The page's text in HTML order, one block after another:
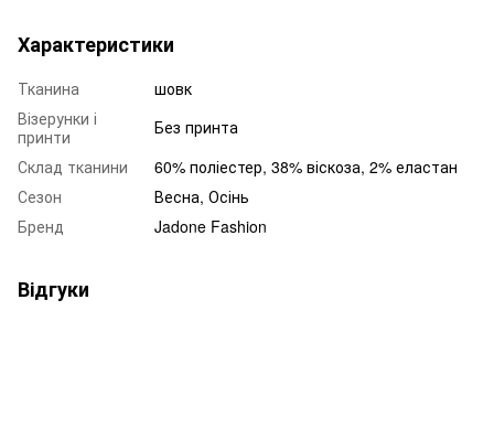
Характеристики
Тканина
шовк
Візерунки і
принти
Без принта
Склад тканини
60% поліестер, 38% віскоза, 2% еластан
Сезон
Весна, Осінь
Бренд
Jadone Fashion
Відгуки